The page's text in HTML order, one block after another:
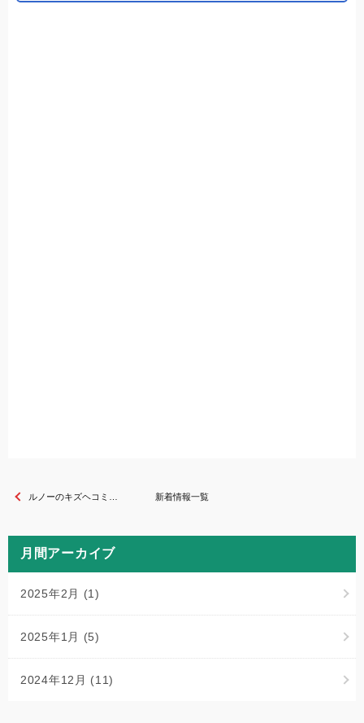
ルノーのキズヘコミ修理は兵庫県宝塚市にある南郷鈑金へ！【板金塗装専門店】 新着情報一覧
月間アーカイブ
2025年2月 (1)
2025年1月 (5)
2024年12月 (11)